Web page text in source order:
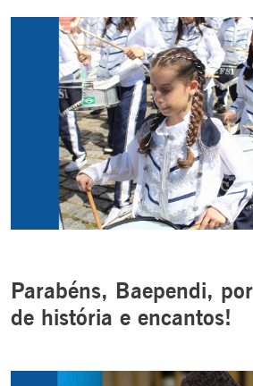
Parabéns, Baependi,
de história e encantos!